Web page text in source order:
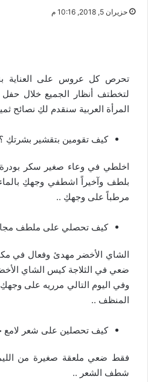
حزيران 5, 2018, 10:16 م
تحرص كل عروس على العناية
لتخطتف أنظار الجميع خلال
المرأة العربية سنقدم لكِ نصائح
كيف تقومين بتقشير بشرتكِ ؟
اخلطي في وعاء صغير سكر
بلطف وآخيراً اشطفي وجهكِ
مرطباً على وجهكِ ..
كيف تحصلي على ملطف
الشاي الأخضر مهدئ وفعال في
ضعي في الثلاجة كيس الشاي
وفي اليوم التالي مرريه على
المنظف ..
كيف تحصلين على شعر لامع
فقط ضعي ملعقة صغيرة من
شطف الشعر ..